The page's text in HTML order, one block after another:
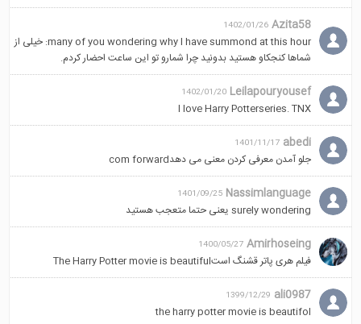
Azita58
1402/01/26
many of you wondering why I have summond at this hour: خیلی از
شماها کنجکاو هستید بدونید چرا شمارو تو این ساعت احضار کردم.
Leilapouryousef
1402/01/20
I love Harry Potterseries. TNX
abedi
1401/11/17
جلو آمدن معرفی کردن معنی می دهدcom forward
Nassimlanguage
1401/09/25
surely wondering یعنی حتما متعجب هستید
Amirhoseing
1400/05/27
فیلم هری پاتر قشنگ استThe Harry Potter movie is beautiful
ali0987
1399/12/29
the harry potter movie is beautifol